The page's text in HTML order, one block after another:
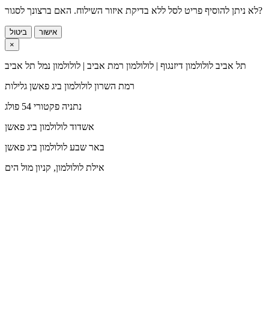
לא ניתן להוסיף פריט לסל ללא בדיקת איזור השילוח. האם ברצונך לסגור?
ביטול
אישור
×
תל אביב לולולמון דיזנגוף | לולולמון רמת אביב | לולולמון נמל תל אביב
רמת השרון לולולמון ביג פאשן גלילות
נתניה פקטורי 54 פולג
אשדוד לולולמון ביג פאשן
באר שבע לולולמון ביג פאשן
אילת לולולמון, קניון מול הים